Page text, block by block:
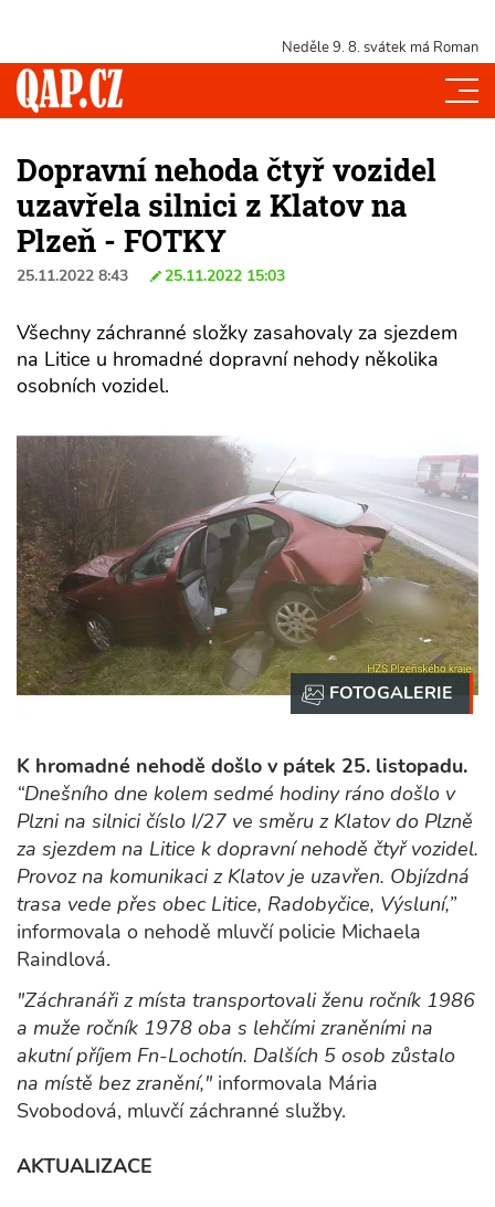
Neděle 9. 8. svátek má Roman
Dopravní nehoda čtyř vozidel
uzavřela silnici z Klatov na
Plzeň - FOTKY
25.11.2022 8:43 25.11.2022 15:03
Všechny záchranné složky zasahovaly za sjezdem
na Litice u hromadné dopravní nehody několika
osobních vozidel.
K hromadné nehodě došlo v pátek 25. listopadu.
“Dnešního dne kolem sedmé hodiny ráno došlo v
Plzni na silnici číslo I/27 ve směru z Klatov do Plzně
za sjezdem na Litice k dopravní nehodě čtyř vozidel.
Provoz na komunikaci z Klatov je uzavřen. Objízdná
trasa vede přes obec Litice, Radobyčice, Výsluní,”
informovala o nehodě mluvčí policie Michaela
Raindlová.
"Záchranáři z místa transportovali ženu ročník 1986
a muže ročník 1978 oba s lehčími zraněními na
akutní příjem Fn-Lochotín. Dalších 5 osob zůstalo
na místě bez zranění," informovala Mária
Svobodová, mluvčí záchranné služby.
AKTUALIZACE